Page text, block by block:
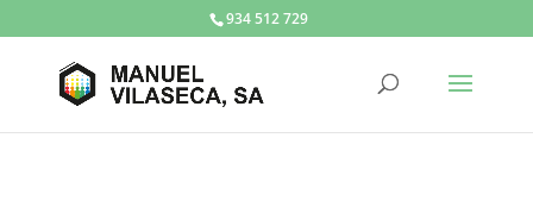
934 512 729